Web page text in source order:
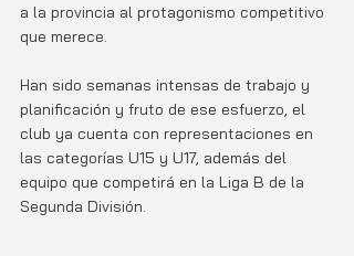
a la provincia al protagonismo competitivo
que merece.
Han sido semanas intensas de trabajo y
planificación y fruto de ese esfuerzo, el
club ya cuenta con representaciones en
las categorías U15 y U17, además del
equipo que competirá en la Liga B de la
Segunda División.